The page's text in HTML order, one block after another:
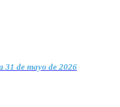
31 de mayo de 2026